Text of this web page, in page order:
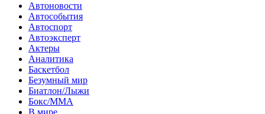
Автоновости
Автособытия
Автоспорт
Автоэксперт
Актеры
Аналитика
Баскетбол
Безумный мир
Биатлон/Лыжи
Бокс/MMA